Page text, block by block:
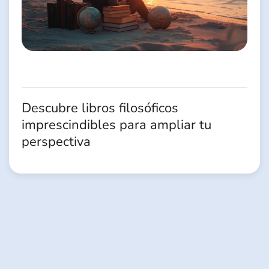
Descubre libros filosóficos
imprescindibles para ampliar tu
perspectiva